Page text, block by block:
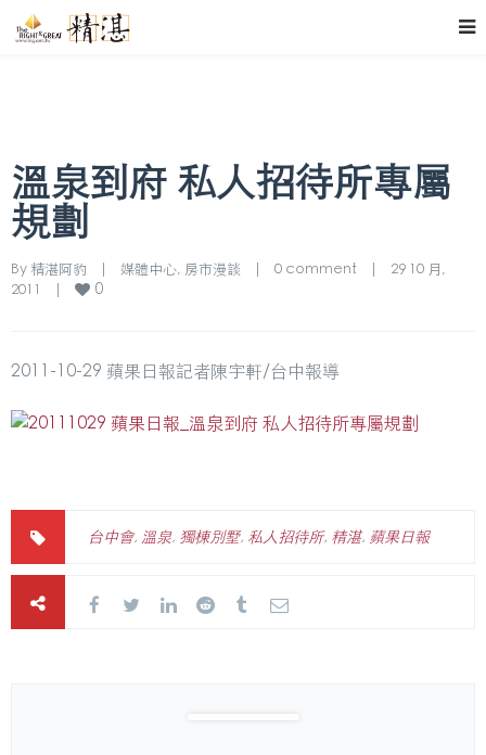
溫泉到府 私人招待所專屬
規劃
By 精湛阿豹 媒體中心, 房市漫談 0 comment
29 10 月,
2011
0
2011-10-29 蘋果日報記者陳宇軒/台中報導
台中會, 溫泉, 獨棟別墅, 私人招待所, 精湛, 蘋果日報